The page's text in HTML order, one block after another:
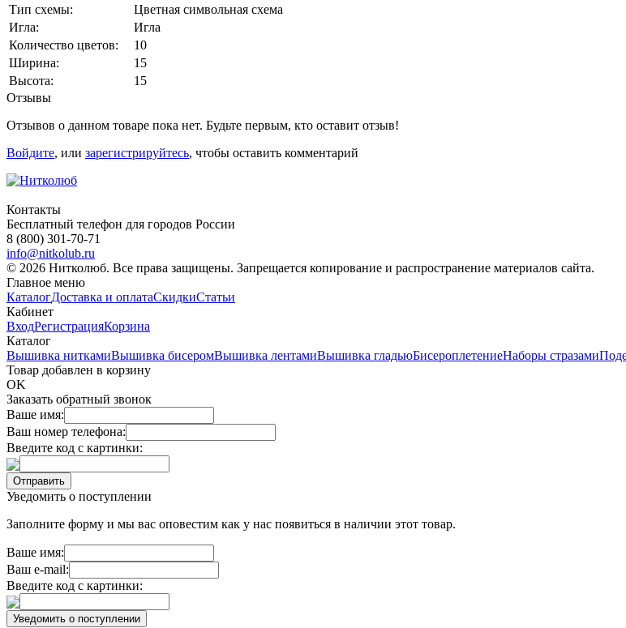
Тип схемы:
Цветная символьная схема
Игла:
Игла
Количество цветов:
10
Ширина:
15
Высота:
15
Отзывы
Отзывов о данном товаре пока нет. Будьте первым, кто оставит отзыв!
Войдите, или зарегистрируйтесь, чтобы оставить комментарий
Контакты
Бесплатный телефон для городов России
8 (800) 301-70-71
info@nitkolub.ru
© 2026 Нитколюб. Все права защищены. Запрещается копирование и распространение материалов сайта.
Главное меню
КаталогДоставка и оплатаСкидкиСтатьи
Кабинет
ВходРегистрацияКорзина
Каталог
Вышивка ниткамиВышивка бисеромВышивка лентамиВышивка гладьюБисероплетениеНаборы стразами
Товар добавлен в корзину
OK
Заказать обратный звонок
Ваше имя:
Ваш номер телефона:
Введите код с картинки:
Уведомить о поступлении
Заполните форму и мы вас оповестим как у нас появиться в наличии этот товар.
Ваше имя:
Ваш e-mail:
Введите код с картинки: